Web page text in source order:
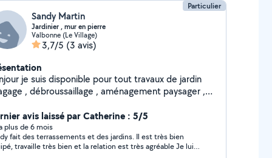
Particulier
Sandy Martin
Jardinier , mur en pierre
Valbonne (Le Village)
3,7/5 (3 avis)
je suis disponible pour tout travaux de jardin
, débroussaillage , aménagement paysager ,
nécessaire pour ces réalisations
avis laissé par Catherine : 5/5
plus de 6 mois
fait des terrassements et des jardins. Il est très bien
travaille très bien et la relation est très agréable Je lui